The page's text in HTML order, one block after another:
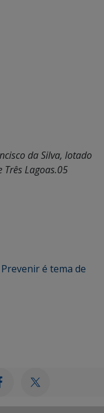
da Silva, lotado
Três Lagoas.05
é tema de